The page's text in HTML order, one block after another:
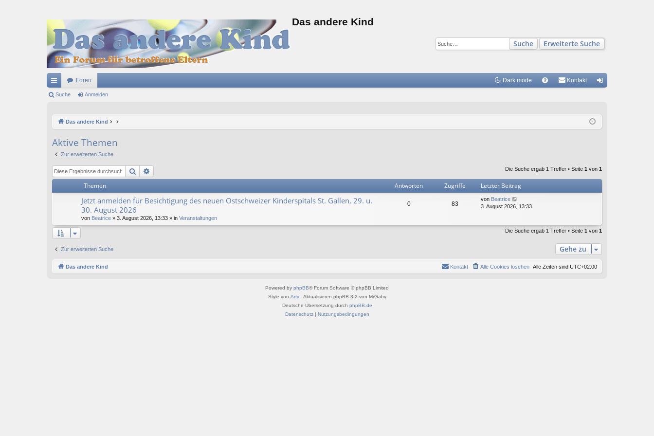
Das andere Kind
Suche Erweiterte Suche
ch
ug
riff
Foren Dark mode Kontakt
Suche Anmelden
Das andere Kind
Aktive Themen
Zur erweiterten Suche
Suche Die Suche ergab 1 Treffer • Seite 1 von 1
Themen Antworten Zugriffe Letzter Beitrag
Jetzt anmelden für Besichtigung des neuen Ostschweizer Kinderspitals St. Gallen, 29. u.
30. August 2026
von Beatrice » 3. August 2026, 13:33 » in Veranstaltungen
0 83
von Beatrice
3. August 2026, 13:33
Die Suche ergab 1 Treffer • Seite 1 von 1
Zur erweiterten Suche Gehe zu
Das andere Kind Alle Zeiten sind UTC+02:00
Alle Cookies löschen
Kontakt
Powered by phpBB® Forum Software © phpBB Limited
Style von Arty- Aktualisieren phpBB 3.2 von MrGaby
Deutsche Übersetzung durch phpBB.de
Datenschutz| Nutzungsbedingungen